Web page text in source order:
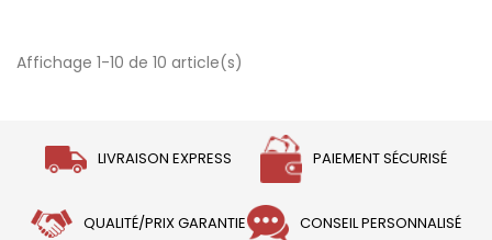
Affichage 1-10 de 10 article(s)
LIVRAISON EXPRESS PAIEMENT SÉCURISÉ
QUALITÉ/PRIX GARANTIE CONSEIL PERSONNALISÉ